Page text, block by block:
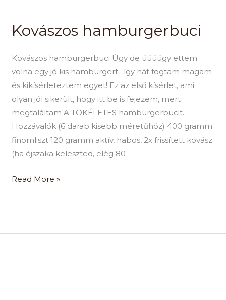
Kovászos hamburgerbuci
Kovászos hamburgerbuci Úgy de úúúúgy ettem
volna egy jó kis hamburgert…így hát fogtam magam
és kikísérleteztem egyet! Ez az első kísérlet, ami
olyan jól sikerült, hogy itt be is fejezem, mert
megtaláltam A TÖKÉLETES hamburgerbucit.
Hozzávalók (6 darab kisebb méretűhöz) 400 gramm
finomliszt 120 gramm aktív, habos, 2x frissített kovász
(ha éjszaka keleszted, elég 80
Read More »